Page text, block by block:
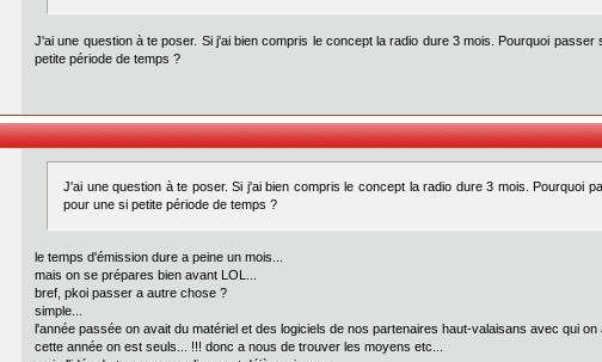
J'ai une question à te poser. Si j'ai bien compris le concept la radio dure 3 mois. Pourquoi
petite période de temps ?
J'ai une question à te poser. Si j'ai bien compris le concept la radio dure 3 mois. Pourquoi
pour une si petite période de temps ?
le temps d'émission dure a peine un mois...
mais on se prépares bien avant LOL...
bref, pkoi passer a autre chose ?
simple...
l'année passée on avait du matériel et des logiciels de nos partenaires haut-valaisans avec qui on
cette année on est seuls... !!! donc a nous de trouver les moyens etc...